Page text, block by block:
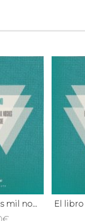
El libro de las mil noches y una noche; t. 1